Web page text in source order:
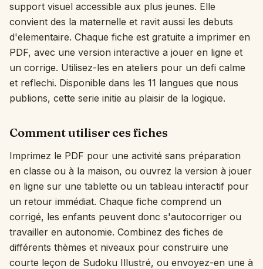
S'inscrire
support visuel accessible aux plus jeunes. Elle
convient des la maternelle et ravit aussi les debuts
d'elementaire. Chaque fiche est gratuite a imprimer en
PDF, avec une version interactive a jouer en ligne et
un corrige. Utilisez-les en ateliers pour un defi calme
et reflechi. Disponible dans les 11 langues que nous
publions, cette serie initie au plaisir de la logique.
Comment utiliser ces fiches
Imprimez le PDF pour une activité sans préparation
en classe ou à la maison, ou ouvrez la version à jouer
en ligne sur une tablette ou un tableau interactif pour
un retour immédiat. Chaque fiche comprend un
corrigé, les enfants peuvent donc s'autocorriger ou
travailler en autonomie. Combinez des fiches de
différents thèmes et niveaux pour construire une
courte leçon de Sudoku Illustré, ou envoyez-en une à